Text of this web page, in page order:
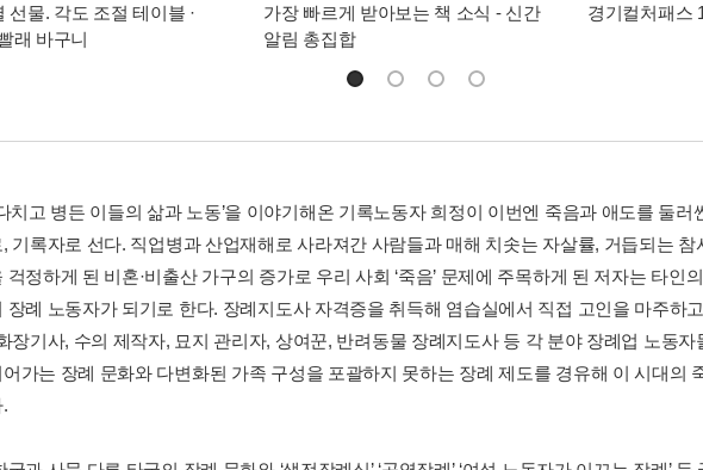
선물. 각도 조절 테이블 ·
래 바구니
가장 빠르게 받아보는 책 소식 - 신간
알림 총집합
경기컬처패스
치고 병든 이들의 삶과 노동’을 이야기해온 기록노동자 희정이 이번엔 죽음과 애도를 둘러
기록자로 선다. 직업병과 산업재해로 사라져간 사람들과 매해 치솟는 자살률, 거듭되는 참
걱정하게 된 비혼·비출산 가구의 증가로 우리 사회 ‘죽음’ 문제에 주목하게 된 저자는 타인
장례 노동자가 되기로 한다. 장례지도사 자격증을 취득해 염습실에서 직접 고인을 마주하
장기사, 수의 제작자, 묘지 관리자, 상여꾼, 반려동물 장례지도사 등 각 분야 장례업 노동
가는 장례 문화와 다변화된 가족 구성을 포괄하지 못하는 장례 제도를 경유해 이 시대의